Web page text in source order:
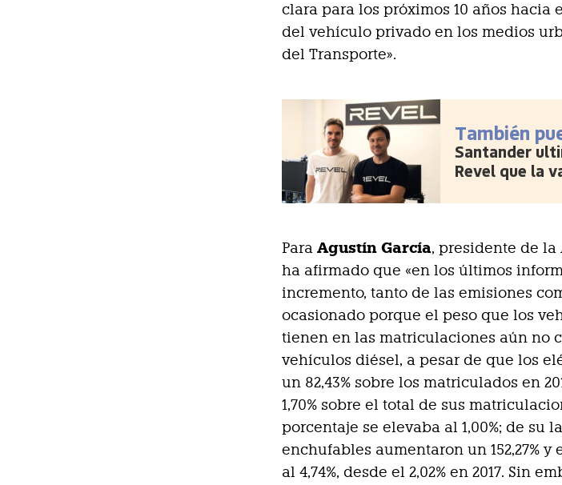
clara para los próximos 10 años hacia
del vehículo privado en los medios
del Transporte».
También
Santander
Revel que la
ParaAgustín García, presidente de la
ha afirmado que «en los últimos
incremento, tanto de las emisiones
ocasionado porque el peso que los
tienen en las matriculaciones aún no
vehículos diésel, a pesar de que los
un 82,43% sobre los matriculados en
1,70% sobre el total de sus
porcentaje se elevaba al 1,00%; de su
enchufables aumentaron un 152,27%
al 4,74%, desde el 2,02% en 2017. Sin